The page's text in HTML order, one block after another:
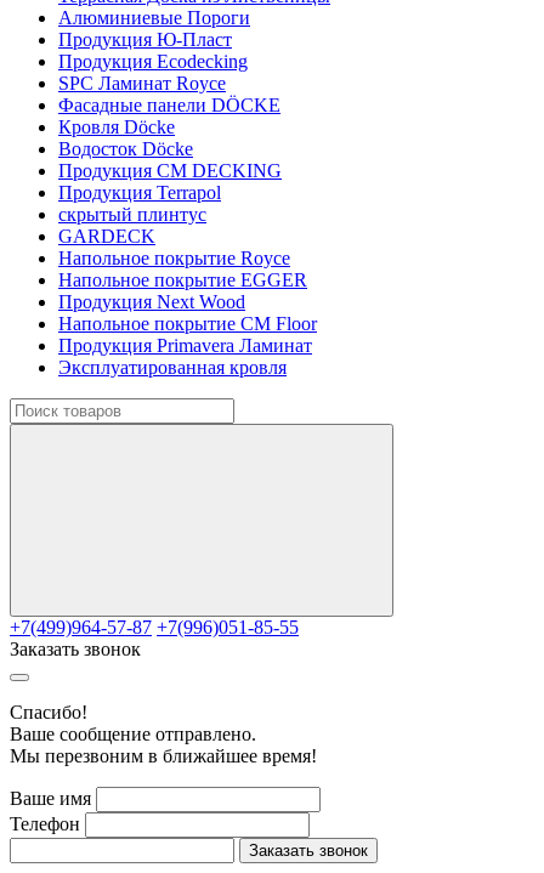
Алюминиевые Пороги
Продукция Ю-Пласт
Продукция Ecodecking
SPC Ламинат Royce
Фасадные панели DÖCKE
Кровля Döcke
Водосток Döcke
Продукция CM DECKING
Продукция Terrapol
скрытый плинтус
GARDECK
Напольное покрытие Royce
Напольное покрытие EGGER
Продукция Next Wood
Напольное покрытие CM Floor
Продукция Primavera Ламинат
Эксплуатированная кровля
+7(499)964-57-87 +7(996)051-85-55
Заказать звонок
Cпасибо!
Ваше сообщение отправлено.
Мы перезвоним в ближайшее время!
Ваше имя
Телефон
Заказать звонок